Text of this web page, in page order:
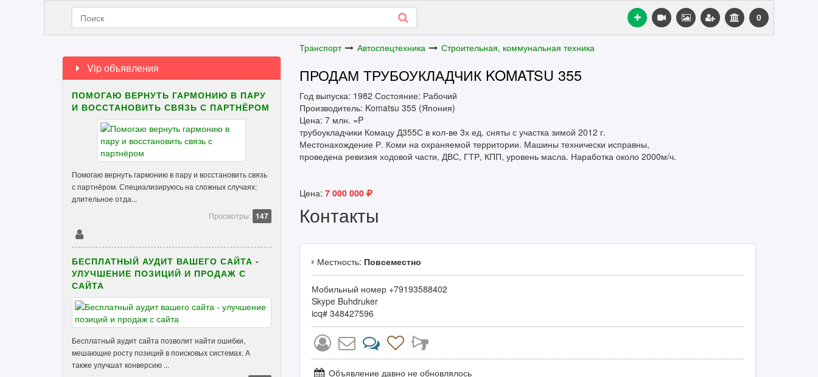
0
Транспорт Автоспецтехника Строительная, коммунальная техника
ПРОДАМ ТРУБОУКЛАДЧИК KOMATSU 355
Год выпуска: 1982 Состояние: Рабочий
Производитель: Komatsu 355 (Япония)
Цена: 7 млн. =P
трубоукладчики Комацу Д355С в кол-ве 3х ед. сняты с участка зимой 2012 г.
Местонахождение Р. Коми на охраняемой территории. Машины технически исправны,
проведена ревизия ходовой части, ДВС, ГТР, КПП, уровень масла. Наработка около 2000м/ч.
Цена: 7 000 000
Контакты
Местность: Повсеместно
Мобильный номер +79193588402
Skype Buhdruker
icq# 348427596
Объявление давно не обновлялось
Vip объявления
ПОМОГАЮ ВЕРНУТЬ ГАРМОНИЮ В ПАРУ
И ВОССТАНОВИТЬ СВЯЗЬ С ПАРТНЁРОМ
Помогаю вернуть гармонию в пару и восстановить связь
с партнёром. Специализируюсь на сложных случаях:
длительное отда...
Просмотры: 147
БЕСПЛАТНЫЙ АУДИТ ВАШЕГО САЙТА -
УЛУЧШЕНИЕ ПОЗИЦИЙ И ПРОДАЖ С
САЙТА
Бесплатный аудит сайта позволит найти ошибки,
мешающие росту позиций в поисковых системах. А
также улучшат конверсию ...